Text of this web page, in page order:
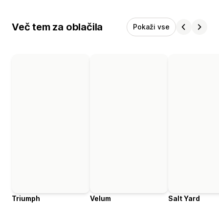
Več tem za oblačila Pokaži vse
Triumph
Velum
Salt Yard